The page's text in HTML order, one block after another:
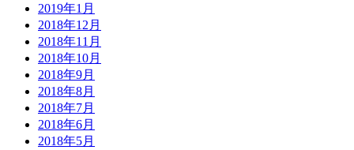
2019年1月
2018年12月
2018年11月
2018年10月
2018年9月
2018年8月
2018年7月
2018年6月
2018年5月